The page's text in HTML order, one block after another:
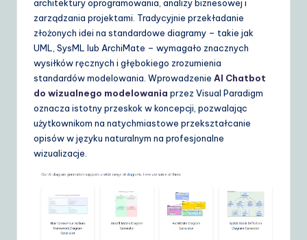
ly
G
ui
d
o
architektury oprogramowania, analizy biznesowej i
zarządzania projektami. Tradycyjnie przekładanie
złożonych idei na standardowe diagramy – takie jak
UML, SysML lub ArchiMate – wymagało znacznych
wysiłków ręcznych i głębokiego zrozumienia
standardów modelowania. Wprowadzenie AI Chatbot
do wizualnego modelowania przez Visual Paradigm
oznacza istotny przeskok w koncepcji, pozwalając
użytkownikom na natychmiastowe przekształcanie
opisów w języku naturalnym na profesjonalne
wizualizacje.